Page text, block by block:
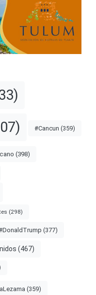
#Cancun (359)
(398)
(298)
(377)
(467)
(359)